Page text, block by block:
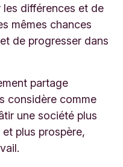
différences et de
mêmes chances
de progresser dans
partage
considère comme
une société plus
plus prospère,